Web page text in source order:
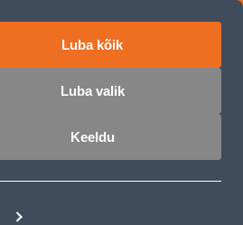
Luba kõik
Luba valik
Keeldu